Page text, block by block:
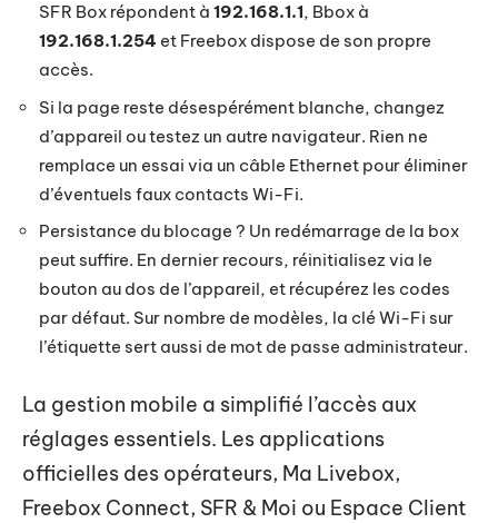
SFR Box répondent à 192.168.1.1, Bbox à
192.168.1.254 et Freebox dispose de son propre
accès.
Si la page reste désespérément blanche, changez
d’appareil ou testez un autre navigateur. Rien ne
remplace un essai via un câble Ethernet pour éliminer
d’éventuels faux contacts Wi-Fi.
Persistance du blocage ? Un redémarrage de la box
peut suffire. En dernier recours, réinitialisez via le
bouton au dos de l’appareil, et récupérez les codes
par défaut. Sur nombre de modèles, la clé Wi-Fi sur
l’étiquette sert aussi de mot de passe administrateur.
La gestion mobile a simplifié l’accès aux
réglages essentiels. Les applications
officielles des opérateurs, Ma Livebox,
Freebox Connect, SFR & Moi ou Espace Client